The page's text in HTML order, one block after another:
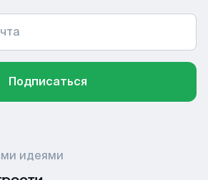
Подписаться
идеями